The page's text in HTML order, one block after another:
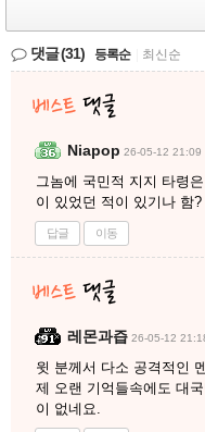
댓글(31) 등록순 최신순
Niapop 26-05-12 21:09
그놈에 국민적 지지 타령
이 있었던 적이 있기나 함?
답글 이동
레몬과즙 26-05-12
윗 분께서 다소 공격적인
제 오랜 기억들속에도 대
이 없네요.